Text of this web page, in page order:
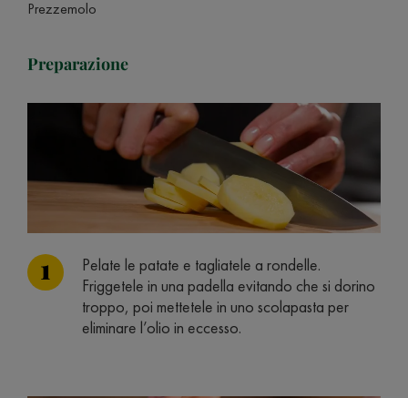
Prezzemolo
Preparazione
Pelate le patate e tagliatele a rondelle.
Friggetele in una padella evitando che si dorino
troppo, poi mettetele in uno scolapasta per
eliminare l’olio in eccesso.